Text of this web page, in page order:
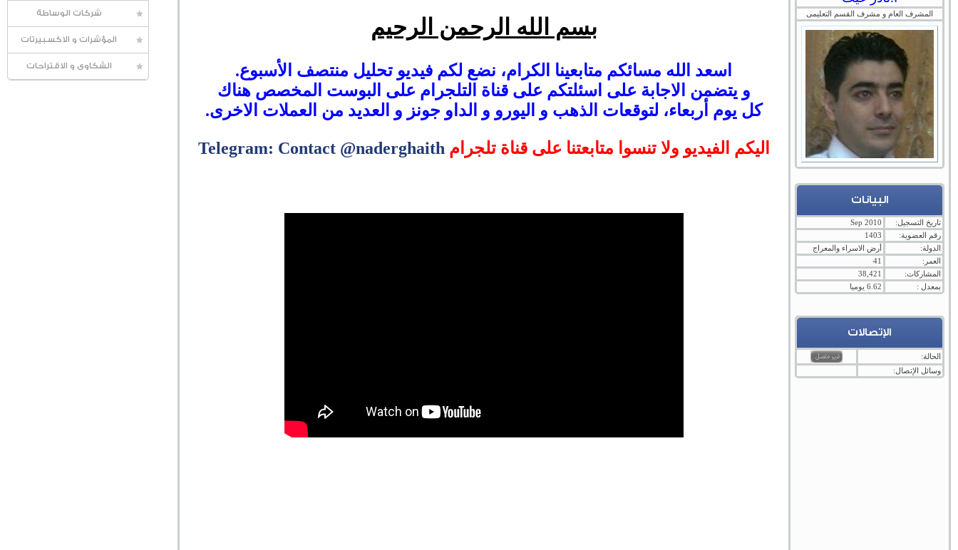
شركات الوساطة
المؤشرات و الاكسبيرتات
الشكاوى و الاقتراحات
المشرف العام و مشرف القسم التعليمى
البيانات
تاريخ التسجيل:
Sep 2010
رقم العضوية:
1403
الدولة:
أرض الاسراء والمعراج
العمر:
41
المشاركات:
38,421
بمعدل :
6.62 يوميا
الإتصالات
الحالة:
وسائل الإتصال:
بسم الله الرحمن الرحيم
اسعد الله مسائكم متابعينا الكرام، نضع لكم فيديو تحليل منتصف الأسبوع.
و يتضمن الاجابة على اسئلتكم على قناة التلجرام على البوست المخصص هناك
كل يوم أربعاء، لتوقعات الذهب و اليورو و الداو جونز و العديد من العملات الاخرى.
اليكم الفيديو ولا تنسوا متابعتنا على قناة تلجرام Telegram: Contact @naderghaith